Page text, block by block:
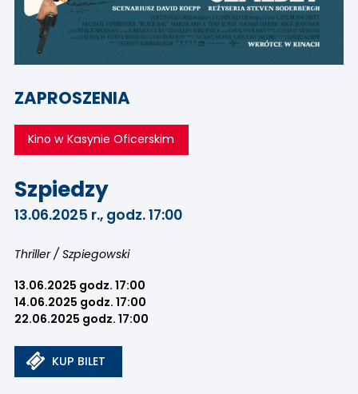
ZAPROSZENIA
Kino w Kasynie Oficerskim
Szpiedzy
13.06.2025 r., godz. 17:00
Thriller / Szpiegowski
13.06.2025 godz. 17:00
14.06.2025 godz. 17:00
22.06.2025 godz. 17:00
KUP BILET